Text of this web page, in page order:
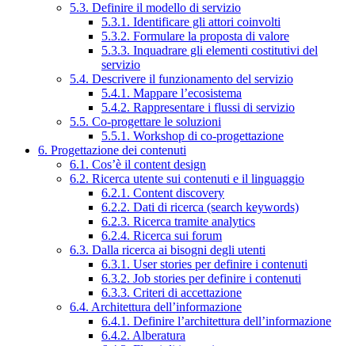
5.3. Definire il modello di servizio
5.3.1. Identificare gli attori coinvolti
5.3.2. Formulare la proposta di valore
5.3.3. Inquadrare gli elementi costitutivi del
servizio
5.4. Descrivere il funzionamento del servizio
5.4.1. Mappare l’ecosistema
5.4.2. Rappresentare i flussi di servizio
5.5. Co-progettare le soluzioni
5.5.1. Workshop di co-progettazione
6. Progettazione dei contenuti
6.1. Cos’è il content design
6.2. Ricerca utente sui contenuti e il linguaggio
6.2.1. Content discovery
6.2.2. Dati di ricerca (search keywords)
6.2.3. Ricerca tramite analytics
6.2.4. Ricerca sui forum
6.3. Dalla ricerca ai bisogni degli utenti
6.3.1. User stories per definire i contenuti
6.3.2. Job stories per definire i contenuti
6.3.3. Criteri di accettazione
6.4. Architettura dell’informazione
6.4.1. Definire l’architettura dell’informazione
6.4.2. Alberatura